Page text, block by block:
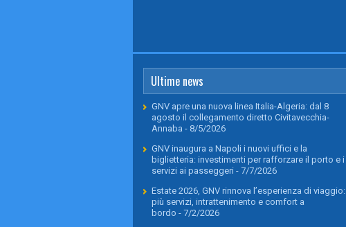
Ultime news
GNV apre una nuova linea Italia-Algeria: dal 8
agosto il collegamento diretto Civitavecchia-
Annaba - 8/5/2026
GNV inaugura a Napoli i nuovi uffici e la
biglietteria: investimenti per rafforzare il porto e i
servizi ai passeggeri - 7/7/2026
Estate 2026, GNV rinnova l’esperienza di viaggio:
più servizi, intrattenimento e comfort a
bordo - 7/2/2026